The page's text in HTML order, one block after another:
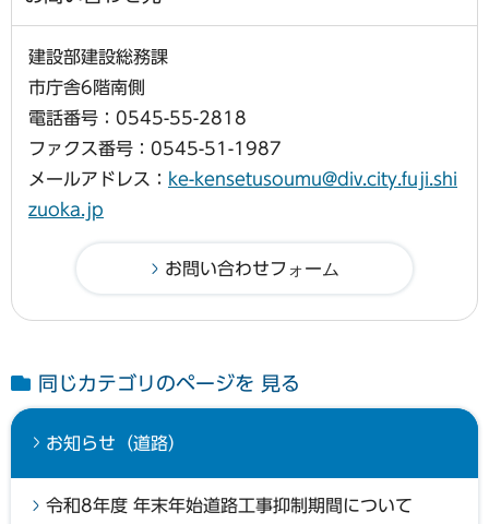
建設部建設総務課
市庁舎6階南側
電話番号：0545-55-2818
ファクス番号：0545-51-1987
メールアドレス： ke-kensetusoumu@div.city.fuji.shi
zuoka.jp
同じカテゴリのページを 見る
お知らせ（道路）
令和8年度 年末年始道路工事抑制期間について